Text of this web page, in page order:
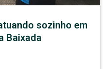
sozinho em
Baixada